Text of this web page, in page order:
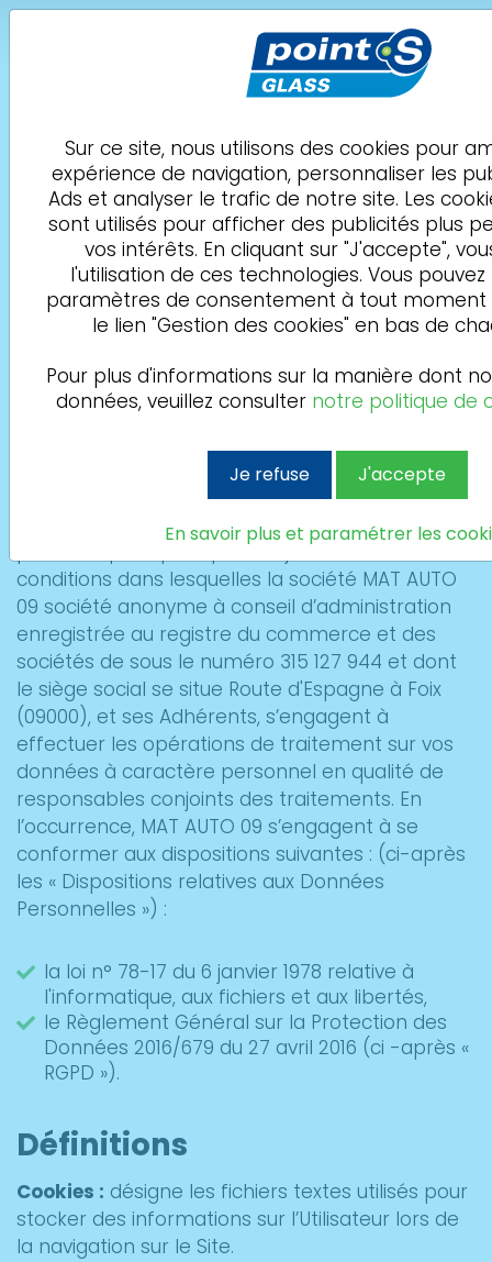
ADAS
MAT AUTO 09
05 33 52 32 25 Demande de
rendez-vous
Politique de
confidentialité des
données personnelles
Propos introductifs
Cette Politique de confidentialité s’adresse à
vous, en votre qualité d’utilisateur du Site«
www.pointsglass-foix.fr » (Ci-après « le Site ») La
présente politique a pour objet d’informer les
conditions dans lesquelles la société MAT AUTO
09 société anonyme à conseil d’administration
enregistrée au registre du commerce et des
sociétés de sous le numéro 315 127 944 et dont
le siège social se situe Route d'Espagne à Foix
(09000), et ses Adhérents, s’engagent à
effectuer les opérations de traitement sur vos
données à caractère personnel en qualité de
responsables conjoints des traitements. En
l’occurrence, MAT AUTO 09 s’engagent à se
conformer aux dispositions suivantes : (ci-après
les « Dispositions relatives aux Données
Personnelles ») :
la loi n° 78-17 du 6 janvier 1978 relative à
l'informatique, aux fichiers et aux libertés,
le Règlement Général sur la Protection des
Données 2016/679 du 27 avril 2016 (ci -après «
RGPD »).
Définitions
Cookies : désigne les fichiers textes utilisés pour
stocker des informations sur l’Utilisateur lors de
la navigation sur le Site.
Sur ce site, nous utilisons des cookies pour
expérience de navigation, personnaliser les
Ads et analyser le trafic de notre site. Les
sont utilisés pour afficher des publicités plus
vos intérêts. En cliquant sur "J'accepte",
l'utilisation de ces technologies. Vous
paramètres de consentement à tout moment
le lien "Gestion des cookies" en bas de
Pour plus d'informations sur la manière dont
données, veuillez consulter notre politique de
Je refuse J'accepte
En savoir plus et paramétrer les